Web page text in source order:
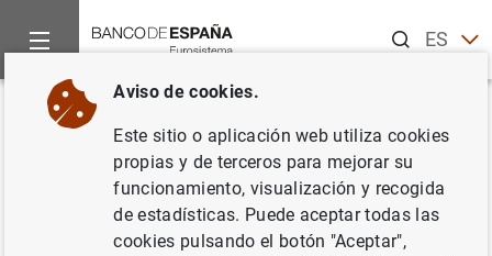
ESEN
Inicio Noticias y eventos
Volver
El banco central de Malta se
une a MAPS, el sistema de
gestión de tesorería diseñado
Aviso de cookies.
Este sitio o aplicación web utiliza cookies
propias y de terceros para mejorar su
funcionamiento, visualización y recogida
de estadísticas. Puede aceptar todas las
cookies pulsando el botón "Aceptar",